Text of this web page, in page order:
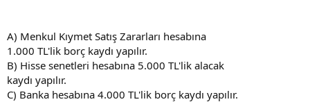
A) Menkul Kıymet Satış Zararları hesabına
1.000 TL'lik borç kaydı yapılır.
B) Hisse senetleri hesabına 5.000 TL'lik alacak
kaydı yapılır.
C) Banka hesabına 4.000 TL'lik borç kaydı yapılır.